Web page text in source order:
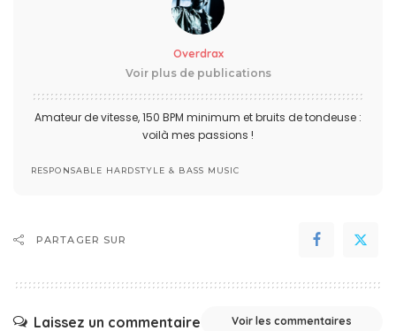
Overdrax
Voir plus de publications
Amateur de vitesse, 150 BPM minimum et bruits de tondeuse :
voilà mes passions !
RESPONSABLE HARDSTYLE & BASS MUSIC
PARTAGER SUR
Laissez un commentaire Voir les commentaires